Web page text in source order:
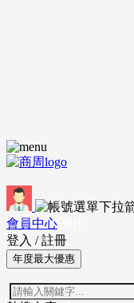
會員中心
登入 / 註冊
年度最大優惠